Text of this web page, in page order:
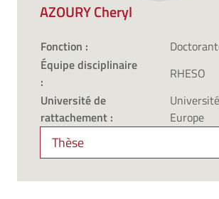
AZOURY Cheryl
Fonction :
Équipe disciplinaire
:
RHESO
Université de
rattachement :
Europe
Thèse